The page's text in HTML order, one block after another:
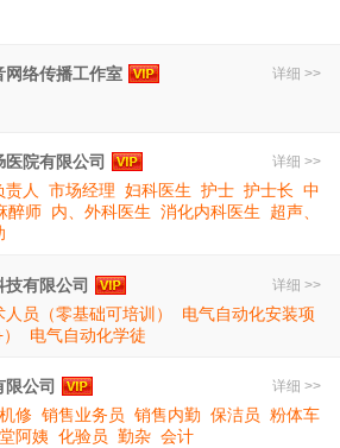
详细 >>
网络传播工作室
详细 >>
院有限公司
责人
市场经理 妇科医生 护士 护士长 中
醉师 内、外科医生 消化内科医生
超声、
详细 >>
技有限公司
员（零基础可培训）
电气自动化安装项
电气自动化学徒
详细 >>
公司
修 销售业务员 销售内勤 保洁员 粉体车
阿姨 化验员 勤杂 会计